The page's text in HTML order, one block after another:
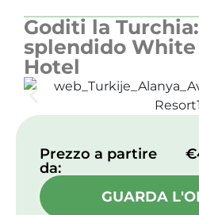
Goditi la
splendido White
Hotel
Prezzo a partire
da:
GUARDA